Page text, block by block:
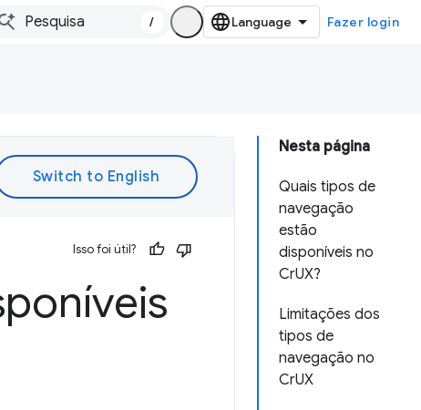
/ Fazer login
Nesta página
Quais tipos de
navegação
estão
disponíveis no
CrUX?
Limitações dos
tipos de
navegação no
CrUX
Isso foi útil?